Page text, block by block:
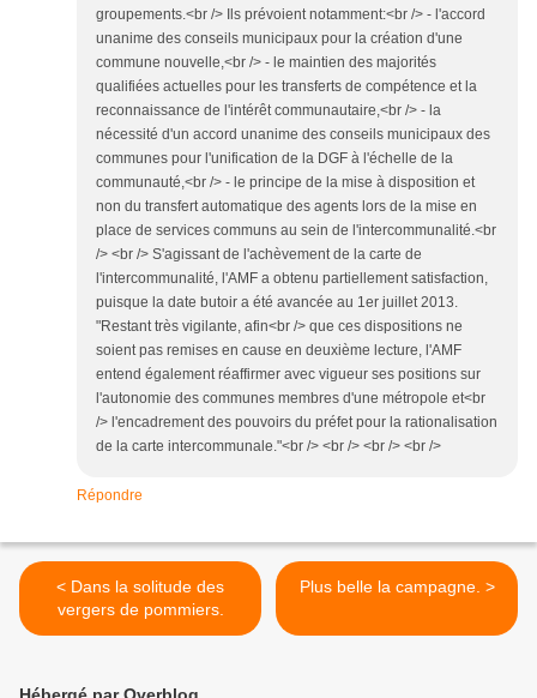
groupements.<br /> Ils prévoient notamment:<br /> - l'accord
unanime des conseils municipaux pour la création d'une
commune nouvelle,<br /> - le maintien des majorités
qualifiées actuelles pour les transferts de compétence et la
reconnaissance de l'intérêt communautaire,<br /> - la
nécessité d'un accord unanime des conseils municipaux des
communes pour l'unification de la DGF à l'échelle de la
communauté,<br /> - le principe de la mise à disposition et
non du transfert automatique des agents lors de la mise en
place de services communs au sein de l'intercommunalité.<br
/> <br /> S'agissant de l'achèvement de la carte de
l'intercommunalité, l'AMF a obtenu partiellement satisfaction,
puisque la date butoir a été avancée au 1er juillet 2013.
"Restant très vigilante, afin<br /> que ces dispositions ne
soient pas remises en cause en deuxième lecture, l'AMF
entend également réaffirmer avec vigueur ses positions sur
l'autonomie des communes membres d'une métropole et<br
/> l'encadrement des pouvoirs du préfet pour la rationalisation
de la carte intercommunale."<br /> <br /> <br /> <br />
Répondre
< Dans la solitude des
vergers de pommiers.
Plus belle la campagne. >